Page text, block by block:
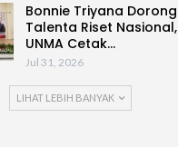
Bonnie Triyana Dorong
Talenta Riset Nasional,
UNMA Cetak…
Jul 31, 2026
LIHAT LEBIH BANYAK